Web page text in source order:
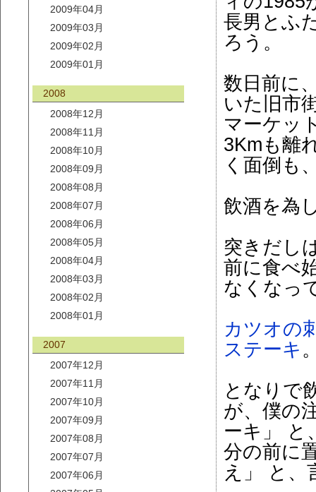
2009年04月
2009年03月
2009年02月
2009年01月
2008
2008年12月
2008年11月
2008年10月
2008年09月
2008年08月
2008年07月
2008年06月
2008年05月
2008年04月
2008年03月
2008年02月
2008年01月
2007
2007年12月
2007年11月
2007年10月
2007年09月
2007年08月
2007年07月
2007年06月
長男とふ
ろう。
数日前に
いた旧市
マーケッ
3Kmも離
く面倒も
飲酒を為
突きだし
前に食べ
なくなっ
カツオの
ステーキ
となりで
が、僕の
ーキ」 と
分の前に
え」 と、